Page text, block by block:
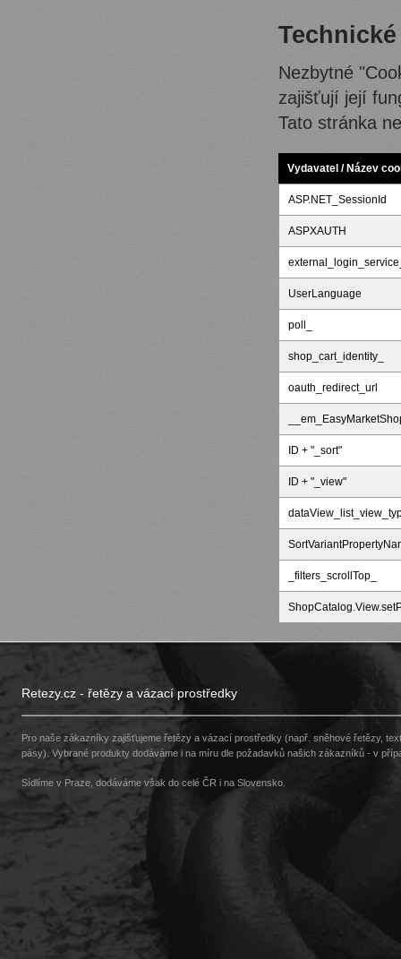
Nezbytné
zajišťují její
Tato stránka
Vydavatel / Název
ASP.NET_SessionId
ASPXAUTH
UserLanguage
poll_
shop_cart_identity_
oauth_redirect_url
ID + "_sort"
ID + "_view"
_filters_scrollTop_
Retezy.cz - řetězy a vázací prostředky
Pro naše zákazníky zajišťujeme řetězy a vázací prostředky (např. sněhové řetězy,
pásy). Vybrané produkty dodáváme i na míru dle požadavků našich zákazníků - v
Sídlíme v Praze, dodáváme však do celé ČR i na Slovensko.